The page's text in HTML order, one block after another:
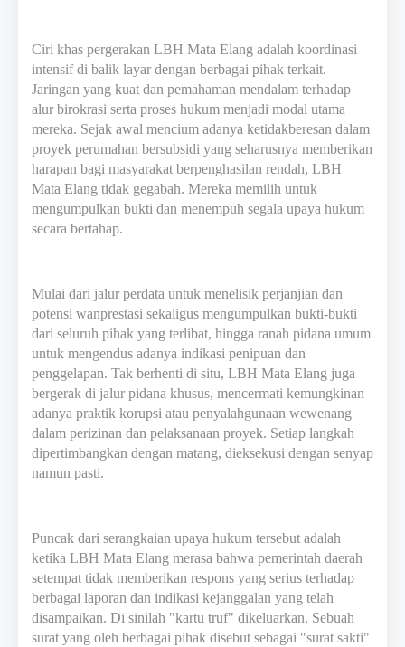
Ciri khas pergerakan LBH Mata Elang adalah koordinasi
intensif di balik layar dengan berbagai pihak terkait.
Jaringan yang kuat dan pemahaman mendalam terhadap
alur birokrasi serta proses hukum menjadi modal utama
mereka. Sejak awal mencium adanya ketidakberesan dalam
proyek perumahan bersubsidi yang seharusnya memberikan
harapan bagi masyarakat berpenghasilan rendah, LBH
Mata Elang tidak gegabah. Mereka memilih untuk
mengumpulkan bukti dan menempuh segala upaya hukum
secara bertahap.
Mulai dari jalur perdata untuk menelisik perjanjian dan
potensi wanprestasi sekaligus mengumpulkan bukti-bukti
dari seluruh pihak yang terlibat, hingga ranah pidana umum
untuk mengendus adanya indikasi penipuan dan
penggelapan. Tak berhenti di situ, LBH Mata Elang juga
bergerak di jalur pidana khusus, mencermati kemungkinan
adanya praktik korupsi atau penyalahgunaan wewenang
dalam perizinan dan pelaksanaan proyek. Setiap langkah
dipertimbangkan dengan matang, dieksekusi dengan senyap
namun pasti.
Puncak dari serangkaian upaya hukum tersebut adalah
ketika LBH Mata Elang merasa bahwa pemerintah daerah
setempat tidak memberikan respons yang serius terhadap
berbagai laporan dan indikasi kejanggalan yang telah
disampaikan. Di sinilah "kartu truf" dikeluarkan. Sebuah
surat yang oleh berbagai pihak disebut sebagai "surat sakti"